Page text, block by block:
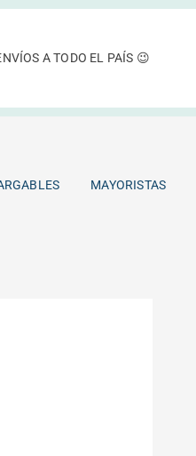
A TODO EL PAÍS 😉
MAYORISTAS